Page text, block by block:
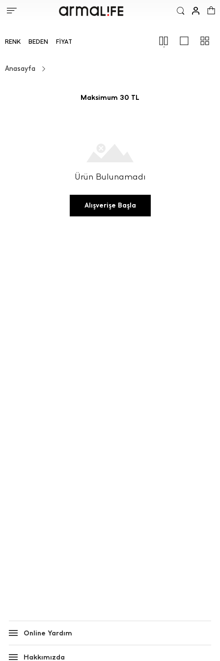
Anasayfa
RENK BEDEN FIYAT
Maksimum 30 TL
Ürün Bulunamadı
Alışverişe Başla
Online Yardım
Hakkımızda